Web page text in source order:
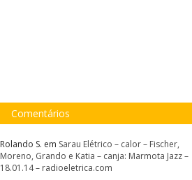
Comentários
Rolando S. em Sarau Elétrico – calor – Fischer,
Moreno, Grando e Katia – canja: Marmota Jazz –
18.01.14 – radioeletrica.com